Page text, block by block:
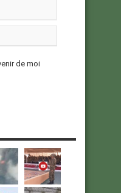
de moi